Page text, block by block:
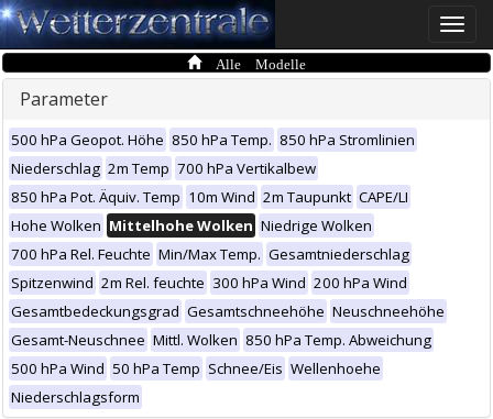
Toggle
Alle Modelle
Parameter
500 hPa Geopot. Höhe 850 hPa Temp. 850 hPa Stromlinien
Niederschlag 2m Temp 700 hPa Vertikalbew
850 hPa Pot. Äquiv. Temp 10m Wind 2m Taupunkt CAPE/LI
Hohe Wolken Mittelhohe Wolken Niedrige Wolken
700 hPa Rel. Feuchte Min/Max Temp. Gesamtniederschlag
Spitzenwind 2m Rel. feuchte 300 hPa Wind 200 hPa Wind
Gesamtbedeckungsgrad Gesamtschneehöhe Neuschneehöhe
Gesamt-Neuschnee Mittl. Wolken 850 hPa Temp. Abweichung
500 hPa Wind 50 hPa Temp Schnee/Eis Wellenhoehe
Niederschlagsform